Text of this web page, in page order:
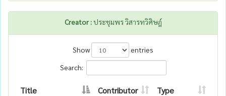
Creator :ประชุมพร วิสารทวิศิษฎ์
Show
entries
Search:
Title Contributor
Type